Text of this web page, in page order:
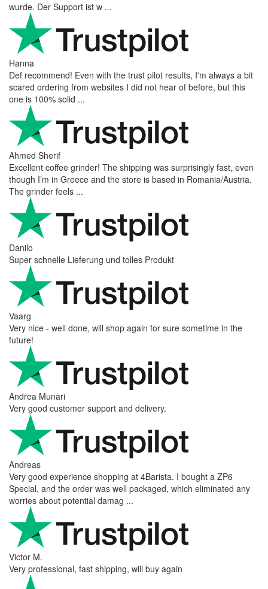
wurde. Der Support ist w ...
Hanna
Def recommend! Even with the trust pilot results, I'm always a bit
scared ordering from websites I did not hear of before, but this
one is 100% solid ...
Ahmed Sherif
Excellent coffee grinder! The shipping was surprisingly fast, even
though I’m in Greece and the store is based in Romania/Austria.
The grinder feels ...
Danilo
Super schnelle Lieferung und tolles Produkt
Vaarg
Very nice - well done, will shop again for sure sometime in the
future!
Andrea Munari
Very good customer support and delivery.
Andreas
Very good experience shopping at 4Barista. I bought a ZP6
Special, and the order was well packaged, which eliminated any
worries about potential damag ...
Victor M.
Very professional, fast shipping, will buy again